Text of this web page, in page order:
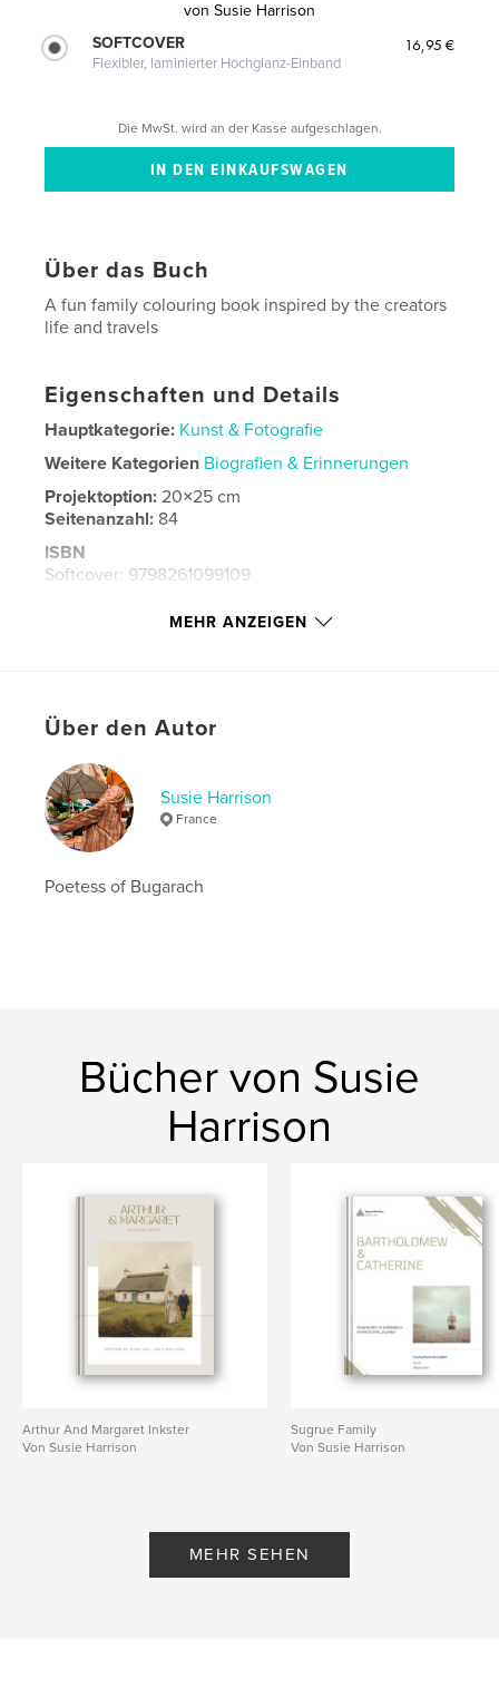
von Susie Harrison
SOFTCOVER
Flexibler, laminierter Hochglanz-Einband
16,95 €
Die MwSt. wird an der Kasse aufgeschlagen.
Über das Buch
A fun family colouring book inspired by the creators
life and travels
Eigenschaften und Details
Hauptkategorie: Kunst & Fotografie
Weitere Kategorien Biografien & Erinnerungen
Projektoption:20×25 cm
Seitenanzahl: 84
ISBN
Softcover: 9798261099109
MEHR ANZEIGEN
Über den Autor
Susie Harrison
France
Poetess of Bugarach
Bücher von Susie
Harrison
Arthur And Margaret Inkster
Von Susie Harrison
Sugrue Family
Von Susie Harrison
MEHR SEHEN